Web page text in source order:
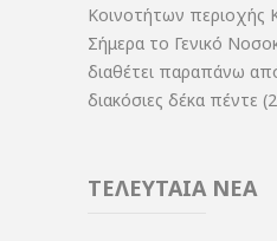
Κοινοτήτων περιοχής
Σήμερα το Γενικό
διαθέτει παραπάνω
διακόσιες δέκα πέντε
ΤΕΛΕΥΤΑΙΑ ΝΕΑ